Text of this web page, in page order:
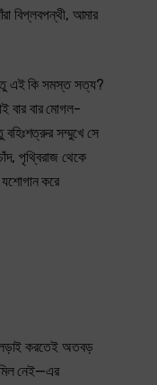
বিপ্লবপন্থী, আমার
এই কি সমস্ত সত্য?
বার বার মোগল-
বহিঃশত্রুর সম্মুখে সে
পৃথ্বিরাজ থেকে
করে
লড়াই করতেই অতবড়
নেই—এর